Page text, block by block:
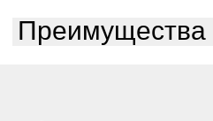
Преимущества